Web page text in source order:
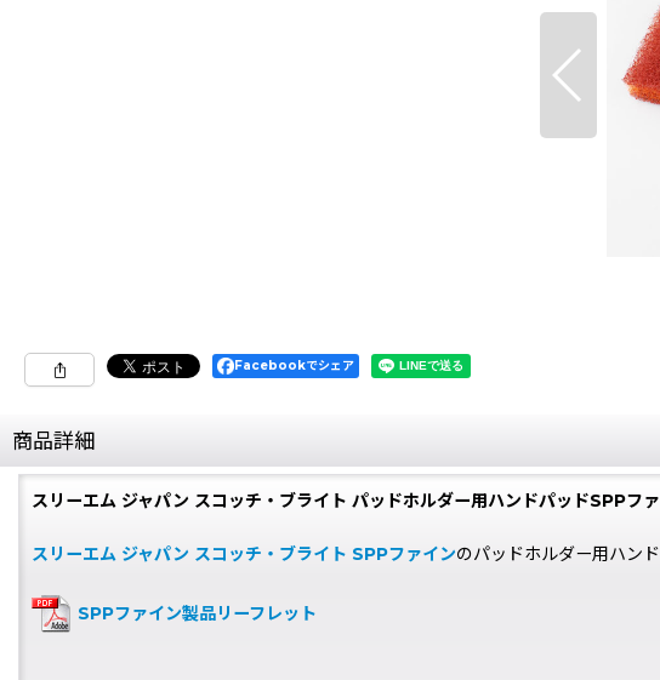
Facebookでシェア
商品詳細
スリーエム ジャパン スコッチ・ブライト パッドホルダー用ハンドパッドSPPフ
スリーエム ジャパン スコッチ・ブライト SPPファインのパッドホルダー用ハンド
SPPファイン製品リーフレット